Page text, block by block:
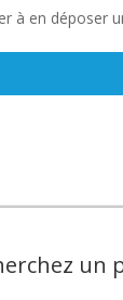
à en déposer
un